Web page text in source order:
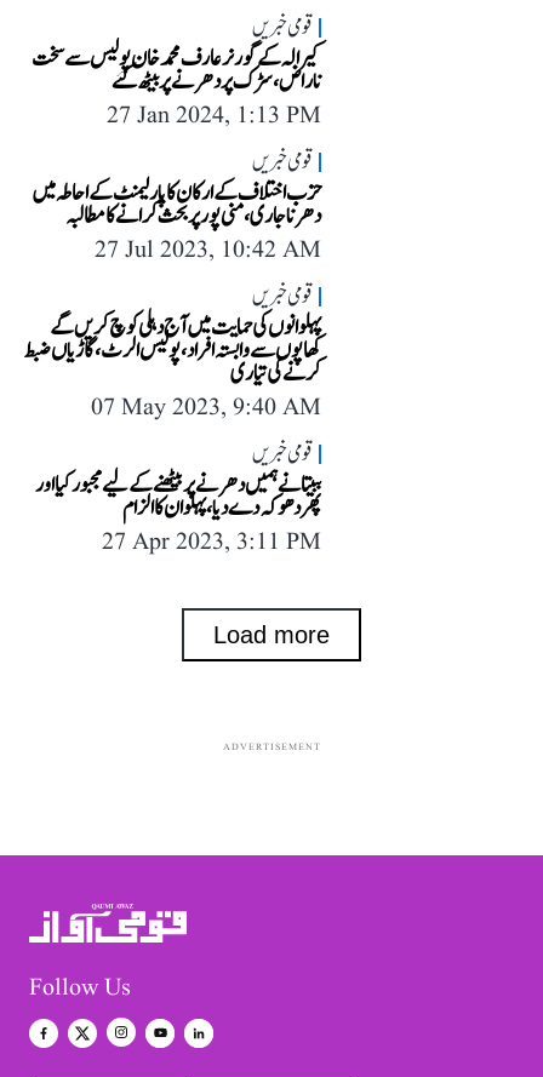
قومی خبریں
کیرالہ کے گورنر عارف محمد خان پولیس سے سخت
ناراض، سڑک پر دھرنے پر بیٹھ گئے
27 Jan 2024, 1:13 PM
قومی خبریں
حزب اختلاف کے ارکان کا پارلیمنٹ کے احاطہ میں
دھرنا جاری، منی پور پر بحث کرانے کا مطالبہ
27 Jul 2023, 10:42 AM
قومی خبریں
پہلوانوں کی حمایت میں آج دہلی کوچ کریں گے
کھاپوں سے وابستہ افراد، پولیس الرٹ، گاڑیاں ضبط
کرنے کی تیاری
07 May 2023, 9:40 AM
قومی خبریں
ببیتا نے ہمیں دھرنے پر بیٹھنے کے لیے مجبور کیا اور
پھر دھوکہ دے دیا، پہلوان کا الزام
27 Apr 2023, 3:11 PM
Load more
ADVERTISEMENT
Follow Us